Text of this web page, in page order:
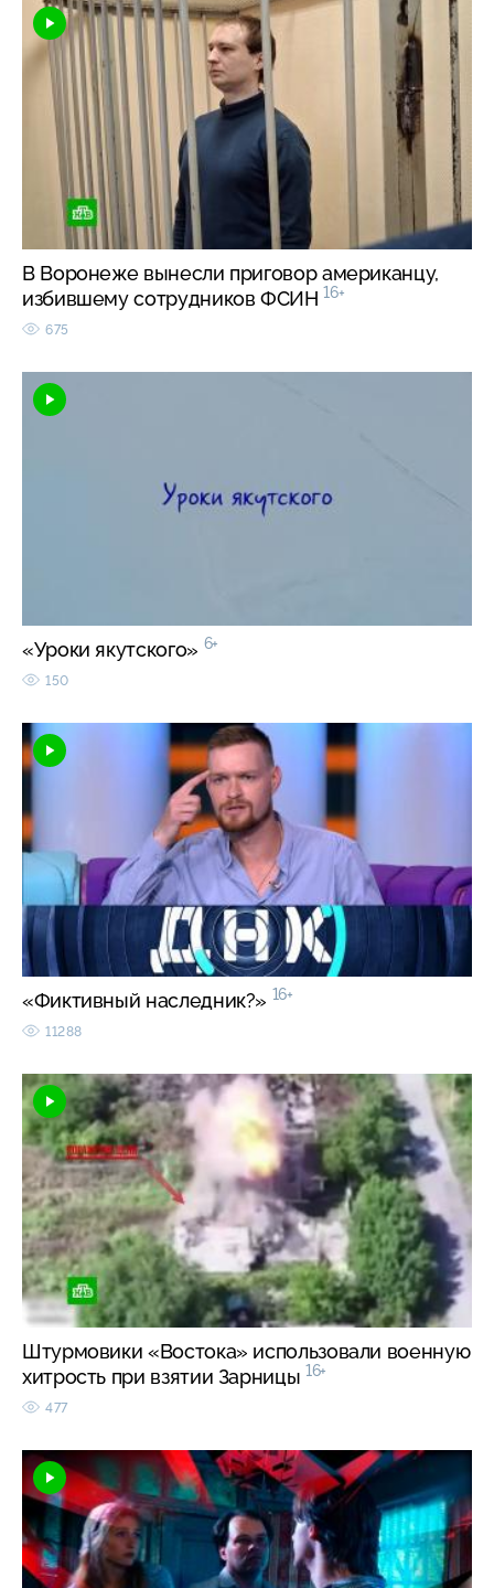
В Воронеже вынесли приговор американцу,
избившему сотрудников ФСИН 16+
675
«Уроки якутского» 6+
150
«Фиктивный наследник?» 16+
11288
Штурмовики «Востока» использовали военную
хитрость при взятии Зарницы 16+
477